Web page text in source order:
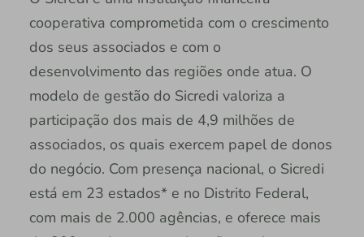
cooperativa comprometida com o crescimento
dos seus associados e com o
desenvolvimento das regiões onde atua. O
modelo de gestão do Sicredi valoriza a
participação dos mais de 4,9 milhões de
associados, os quais exercem papel de donos
do negócio. Com presença nacional, o Sicredi
está em 23 estados* e no Distrito Federal,
com mais de 2.000 agências, e oferece mais